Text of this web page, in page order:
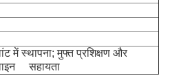
में स्थापना; मुफ्त प्रशिक्षण और
सहायता